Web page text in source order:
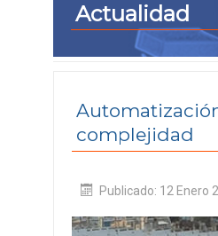
Actualidad
complejidad
Publicado: 12 Enero